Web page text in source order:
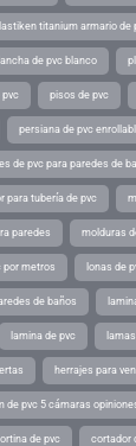
titanium armario de
de pvc blanco
pvc pisos de pvc
persiana de pvc
de pvc para paredes de
para tubería de pvc
paredes molduras
por metros lonas de
de baños
lamina de pvc
herrajes para
de pvc 5 cámaras
de pvc cortador